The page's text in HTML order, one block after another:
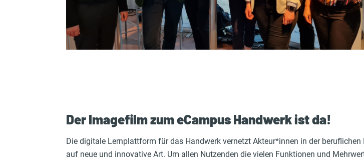
Der Imagefilm zum eCampus Handwerk ist da!
Die digitale Lernplattform für das Handwerk vernetzt Akteur*innen in der beruflichen
auf neue und innovative Art. Um allen Nutzenden die vielen Funktionen und